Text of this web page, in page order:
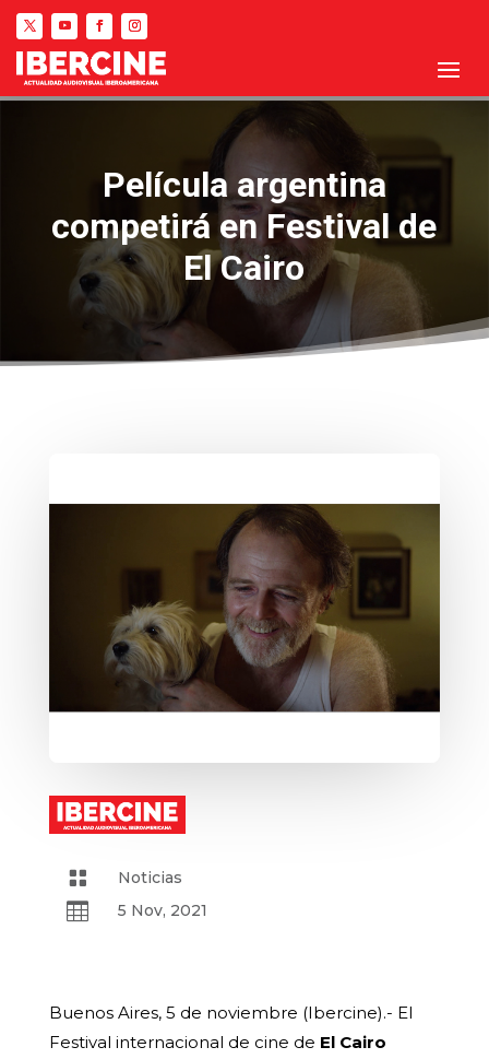
Película argentina
competirá en Festival de
El Cairo
 Noticias
 5 Nov, 2021
Buenos Aires, 5 de noviembre (Ibercine).- El
Festival internacional de cine de El Cairo